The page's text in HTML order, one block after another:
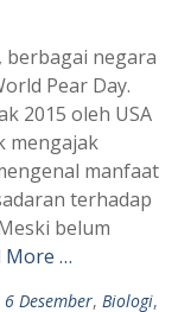
berbagai negara
Pear Day.
2015 oleh USA
mengajak
manfaat
terhadap
belum
More …
6 Desember, Biologi,